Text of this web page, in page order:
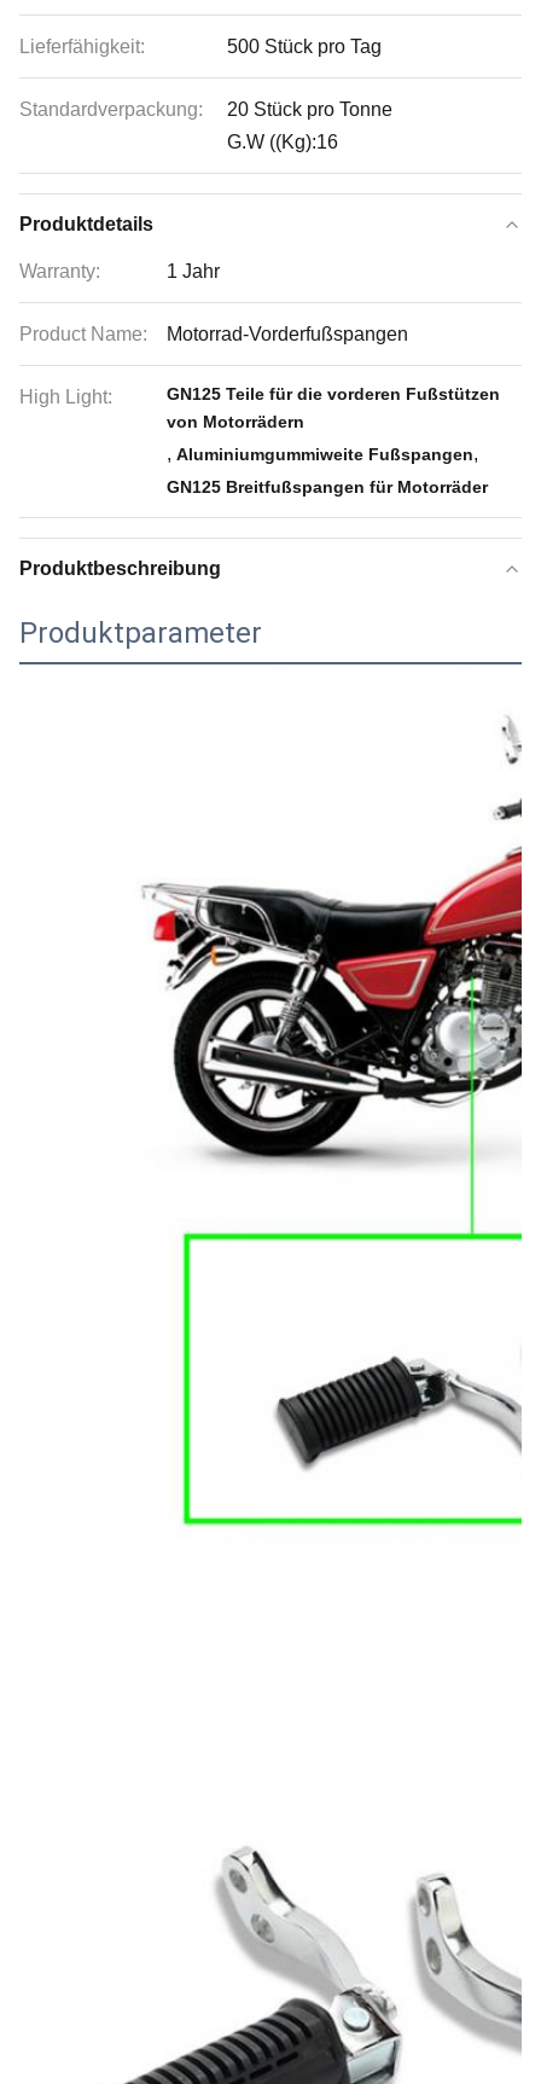
Lieferfähigkeit: 500 Stück pro Tag
Standardverpackung:
20 Stück pro Tonne
G.W ((Kg):16
Produktdetails
Warranty: 1 Jahr
Product Name: Motorrad-Vorderfußspangen
High Light:
GN125 Teile für die vorderen Fußstützen
von Motorrädern
, Aluminiumgummiweite Fußspangen,
GN125 Breitfußspangen für Motorräder
Produktbeschreibung
Produktparameter